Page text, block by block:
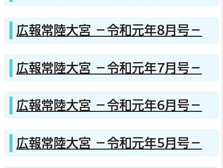
広報常陸大宮 －令和元年8月号－
広報常陸大宮 －令和元年7月号－
広報常陸大宮 －令和元年6月号－
広報常陸大宮 －令和元年5月号－